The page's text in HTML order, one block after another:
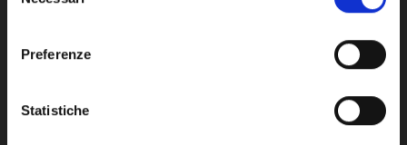
Preferenze
StatistichePotrebbe anche interessarti